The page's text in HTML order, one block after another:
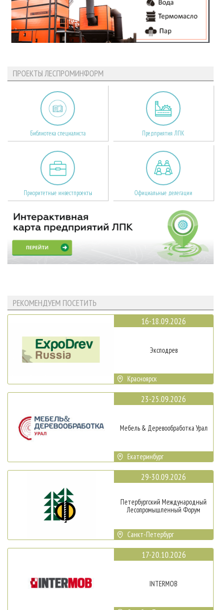
ПРОЕКТЫ ЛЕСПРОМИНФОРМ
Библиотека специалиста Предприятия ЛПК
Приоритетные инвестпроекты Официальные делегации
РЕКОМЕНДУЕМ ПОСЕТИТЬ
16-18.09.2026
Эксподрев
Красноярск
23-25.09.2026
Мебель & Деревообработка Урал
Екатеринбург
29-30.09.2026
Петербургский Международный
Лесопромышленный Форум
Санкт-Петербург
17-20.10.2026
INTERMOB